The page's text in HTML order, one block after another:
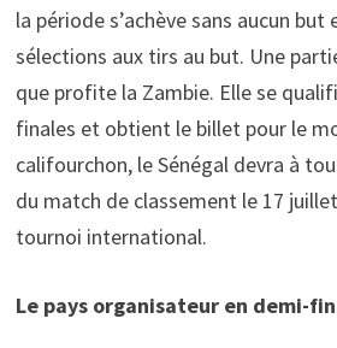
la période s’achève sans aucun
sélections aux tirs au but. Une
que profite la Zambie. Elle se
finales et obtient le billet pour le
califourchon, le Sénégal devra à
du match de classement le 17
tournoi international.
Le pays organisateur en demi-